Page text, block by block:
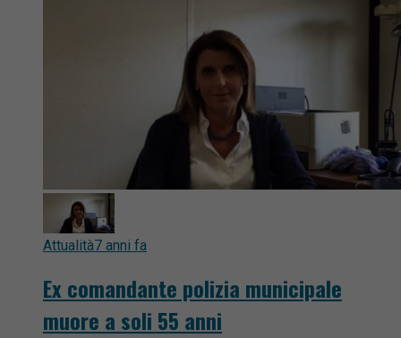
Attualità7 anni fa
Ex comandante polizia municipale
muore a soli 55 anni